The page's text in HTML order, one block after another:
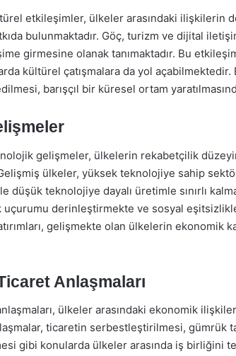
etkileşimler, ülkeler arasındaki ilişkilerin
bulunmaktadır. Göç, turizm ve dijital
girmesine olanak tanımaktadır. Bu
kültürel çatışmalara da yol açabilmektedir.
barışçıl bir küresel ortam
gelişmeler, ülkelerin rekabetçilik
ülkeler, yüksek teknolojiye sahip
düşük teknolojiye dayalı üretimle sınırlı
uçurumu derinleştirmekte ve sosyal
gelişmekte olan ülkelerin ekonomik
Anlaşmaları
ülkeler arasındaki ekonomik
ticaretin serbestleştirilmesi, gümrük
gibi konularda ülkeler arasında iş birliğini